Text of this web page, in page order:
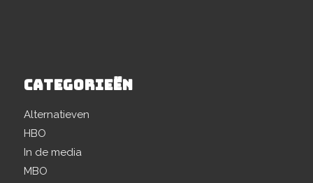
CATEGORIEËN
Alternatieven
HBO
In de media
MBO